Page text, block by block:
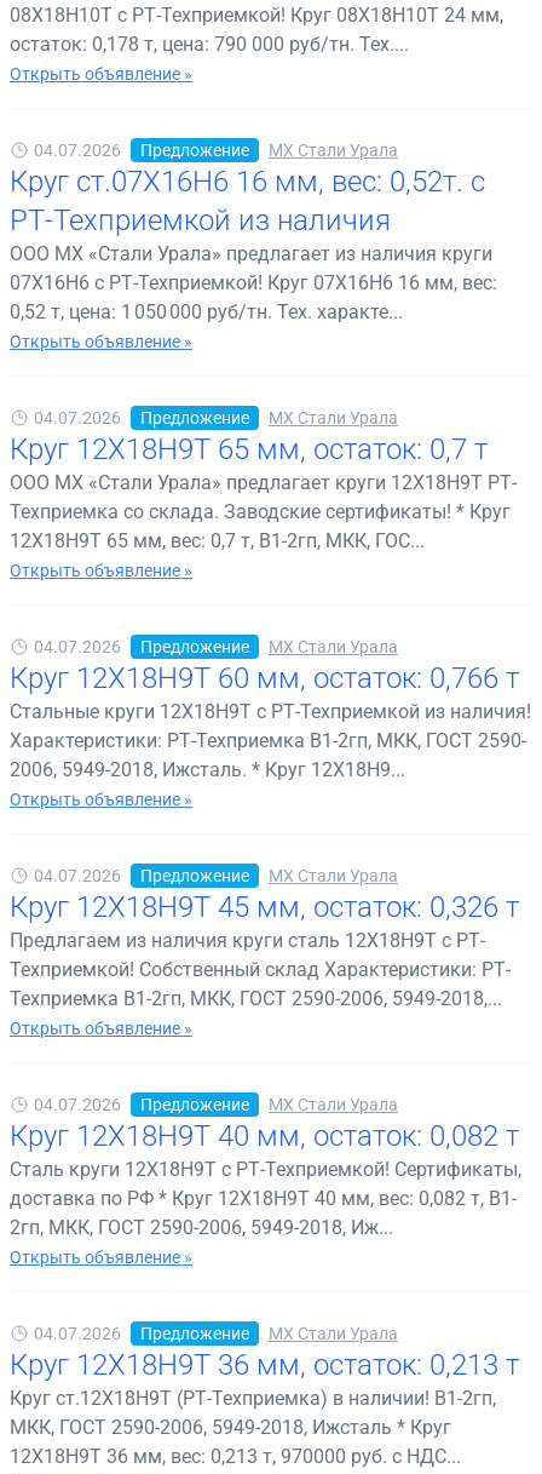
08Х18Н10Т с РТ-Техприемкой! Круг 08Х18Н10Т 24 мм,
остаток: 0,178 т, цена: 790 000 руб/тн. Тех....
Открыть объявление »
04.07.2026 Предложение МХ Стали Урала
Круг ст.07Х16Н6 16 мм, вес: 0,52т. с
РТ-Техприемкой из наличия
ООО МХ «Стали Урала» предлагает из наличия круги
07Х16Н6 с РТ-Техприемкой! Круг 07Х16Н6 16 мм, вес:
0,52 т, цена: 1 050 000 руб/тн. Тех. характе...
Открыть объявление »
04.07.2026 Предложение МХ Стали Урала
Круг 12Х18Н9Т 65 мм, остаток: 0,7 т
ООО МХ «Стали Урала» предлагает круги 12Х18Н9Т РТ-
Техприемка со склада. Заводские сертификаты! * Круг
12Х18Н9Т 65 мм, вес: 0,7 т, В1-2гп, МКК, ГОС...
Открыть объявление »
04.07.2026 Предложение МХ Стали Урала
Круг 12Х18Н9Т 60 мм, остаток: 0,766 т
Стальные круги 12Х18Н9Т с РТ-Техприемкой из наличия!
Характеристики: РТ-Техприемка В1-2гп, МКК, ГОСТ 2590-
2006, 5949-2018, Ижсталь. * Круг 12Х18Н9...
Открыть объявление »
04.07.2026 Предложение МХ Стали Урала
Круг 12Х18Н9Т 45 мм, остаток: 0,326 т
Предлагаем из наличия круги сталь 12Х18Н9Т с РТ-
Техприемкой! Собственный склад Характеристики: РТ-
Техприемка В1-2гп, МКК, ГОСТ 2590-2006, 5949-2018,...
Открыть объявление »
04.07.2026 Предложение МХ Стали Урала
Круг 12Х18Н9Т 40 мм, остаток: 0,082 т
Сталь круги 12Х18Н9Т с РТ-Техприемкой! Сертификаты,
доставка по РФ * Круг 12Х18Н9Т 40 мм, вес: 0,082 т, В1-
2гп, МКК, ГОСТ 2590-2006, 5949-2018, Иж...
Открыть объявление »
04.07.2026 Предложение МХ Стали Урала
Круг 12Х18Н9Т 36 мм, остаток: 0,213 т
Круг ст.12Х18Н9Т (РТ-Техприемка) в наличии! В1-2гп,
МКК, ГОСТ 2590-2006, 5949-2018, Ижсталь * Круг
12Х18Н9Т 36 мм, вес: 0,213 т, 970000 руб. с НДС...